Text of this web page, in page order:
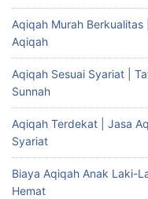
Aqiqah Murah
Aqiqah
Aqiqah Sesuai Syariat |
Sunnah
Aqiqah Terdekat | Jasa
Syariat
Biaya Aqiqah Anak Laki-
Hemat